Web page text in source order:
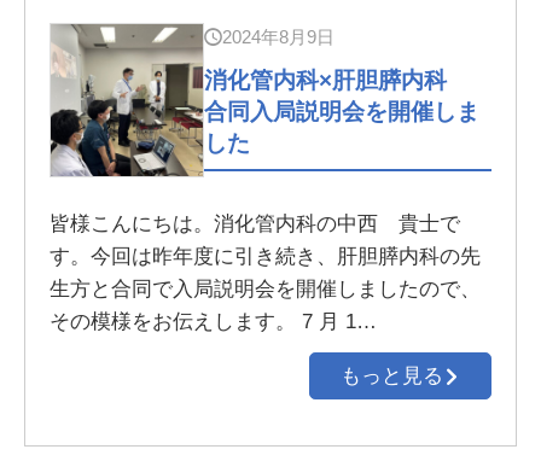
2024年8月9日
消化管内科×肝胆膵内科
合同入局説明会を開催しま
した
皆様こんにちは。消化管内科の中西 貴士で
す。今回は昨年度に引き続き、肝胆膵内科の先
生方と合同で入局説明会を開催しましたので、
その模様をお伝えします。 7 月 1…
もっと見る